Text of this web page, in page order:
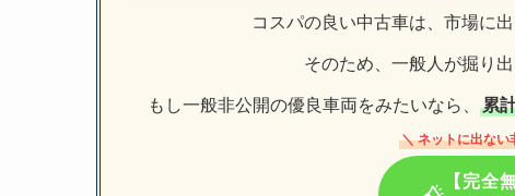
コスパの良い中古車は、市場に
そのため、一般人が掘り
もし一般非公開の優良車両をみたいなら、 累
＼ ネットに出ない
【完全